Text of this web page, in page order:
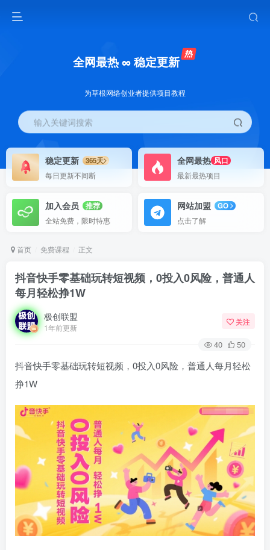
全网最热 ∞ 稳定更新
为草根网络创业者提供项目教程
输入关键词搜索
稳定更新
365天
每日更新不间断
全网最热 风口
最新最热项目
加入会员
推荐
全站免费，限时特惠
网站加盟
GO
点击了解
首页 免费课程 正文
抖音快手零基础玩转短视频，0投入0风险，普通人
每月轻松挣1W
极创联盟
1年前更新
关注
40 50
抖音快手零基础玩转短视频，0投入0风险，普通人每月轻松
挣1W